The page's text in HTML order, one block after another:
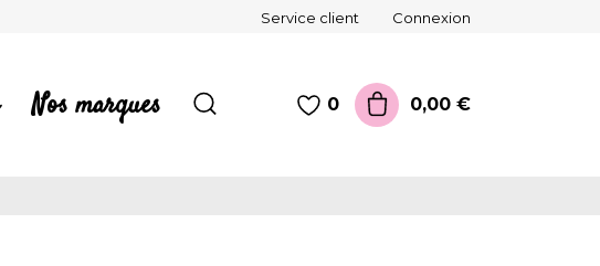
Service client Connexion
Nos marques 0 0,00 €